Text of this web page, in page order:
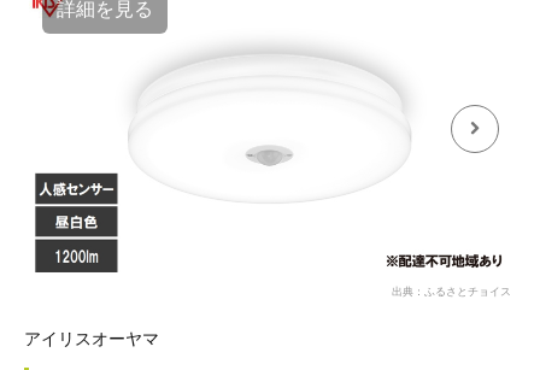
詳細を見る
出典：ふるさとチョイス
アイリスオーヤマ